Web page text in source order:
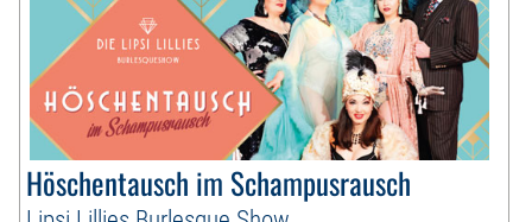
Höschentausch im Schampusrausch